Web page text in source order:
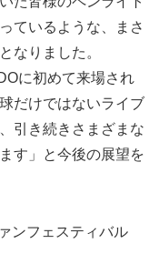
ているような、まさ
なりました。
に初めて来場され
だけではないライブ
引き続きさまざまな
す」と今後の展望を
ンフェスティバル